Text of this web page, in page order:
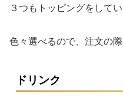
３つもトッピングをして
色々選べるので、注文の
ドリンク